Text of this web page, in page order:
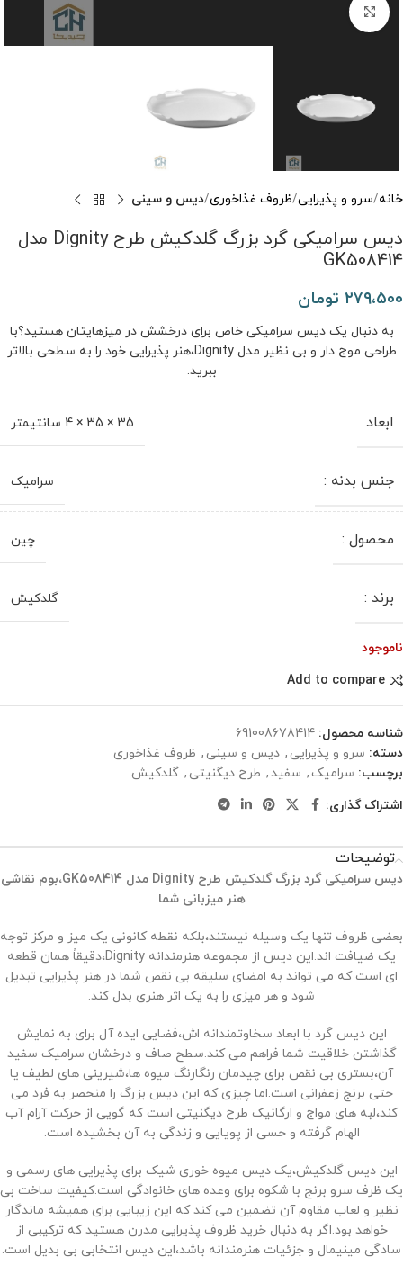
برای بزرگنمایی کلیک کنید
خانه سرو و پذیرایی ظروف غذاخوری دیس و سینی
دیس سرامیکی گرد بزرگ گلدکیش طرح Dignity مدل
GK508414
۲۷۹،۵۰۰ تومان
به دنبال یک دیس سرامیکی خاص برای درخشش در میزهایتان هستید؟با
طراحی موج ‌دار و بی ‌نظیر مدل Dignity،هنر پذیرایی خود را به سطحی بالاتر
ببرید.
ابعاد 35 × 35 × 4 سانتیمتر
جنس بدنه : سرامیک
محصول : چین
برند : گلدکیش
ناموجود
Add to compare
شناسه محصول: 691008678414
دسته: سرو و پذیرایی , دیس و سینی , ظروف غذاخوری
برچسب: سرامیک , سفید, طرح دیگنیتی , گلدکیش
اشتراک گذاری:
توضیحات
دیس سرامیکی گرد بزرگ گلدکیش طرح Dignity مدل GK508414
،بوم نقاشی
هنر میزبانی شما
بعضی ظروف تنها یک وسیله نیستند،بلکه نقطه کانونی یک میز و مرکز توجه
یک ضیافت‌ اند.این دیس از مجموعه هنرمندانه Dignity،دقیقاً همان قطعه
‌ای است که می ‌تواند به امضای سلیقه بی ‌نقص شما در هنر پذیرایی تبدیل
شود و هر میزی را به یک اثر هنری بدل کند.
این دیس گرد با ابعاد سخاوتمندانه ‌اش،فضایی ایده‌ آل برای به نمایش
گذاشتن خلاقیت شما فراهم می ‌کند.سطح صاف و درخشان سرامیک سفید
آن،بستری بی ‌نقص برای چیدمان رنگارنگ میوه ‌ها،شیرینی ‌های لطیف یا
حتی برنج زعفرانی است.اما چیزی که این دیس بزرگ را منحصر به ‌فرد می‌
کند،لبه ‌های مواج و ارگانیک طرح دیگنیتی است که گویی از حرکت آرام آب
الهام گرفته و حسی از پویایی و زندگی به آن بخشیده است.
این دیس گلدکیش،یک دیس میوه خوری شیک برای پذیرایی ‌های رسمی و
یک ظرف سرو برنج با شکوه برای وعده ‌های خانوادگی است.کیفیت ساخت بی‌
نظیر و لعاب مقاوم آن تضمین می ‌کند که این زیبایی برای همیشه ماندگار
خواهد بود.اگر به دنبال خرید ظروف پذیرایی مدرن هستید که ترکیبی از
سادگی مینیمال و جزئیات هنرمندانه باشد،این دیس انتخابی بی ‌بدیل است.